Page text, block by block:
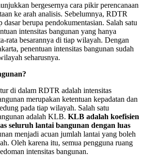
bergesernya cara pikir perencanaan
ke arah analisis. Sebelumnya, RDTR
berupa pendokumentasian. Salah satu
intensitas bangunan yang hanya
rata besarannya di tiap wilayah. Dengan
penentuan intensitas bangunan sudah
seharusnya.
di dalam RDTR adalah intensitas
merupakan ketentuan kepadatan dan
pada tiap wilayah. Salah satu
adalah KLB. KLB adalah koefisien
seluruh lantai bangunan dengan luas
menjadi acuan jumlah lantai yang boleh
Oleh karena itu, semua pengguna ruang
intensitas bangunan.